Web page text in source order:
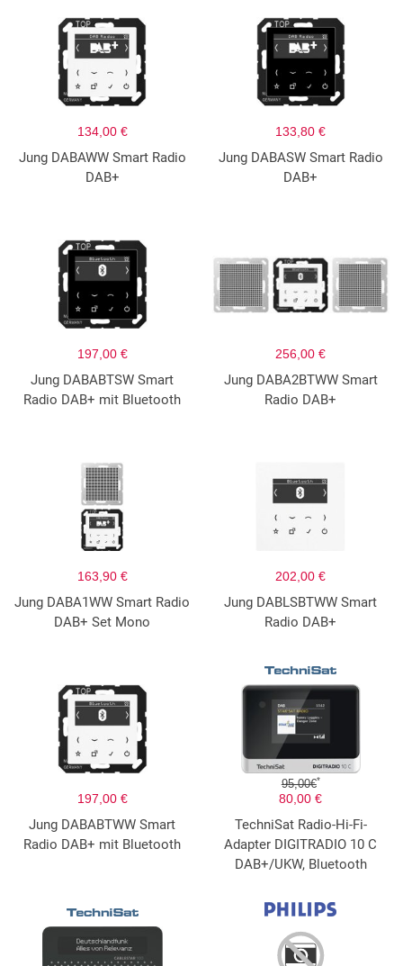
134,00 €
Jung DABAWW Smart Radio
DAB+
133,80 €
Jung DABASW Smart Radio
DAB+
197,00 €
Jung DABABTSW Smart
Radio DAB+ mit Bluetooth
256,00 €
Jung DABA2BTWW Smart
Radio DAB+
163,90 €
Jung DABA1WW Smart Radio
DAB+ Set Mono
202,00 €
Jung DABLSBTWW Smart
Radio DAB+
197,00 €
Jung DABABTWW Smart
Radio DAB+ mit Bluetooth
95,00€*
80,00 €
TechniSat Radio-Hi-Fi-
Adapter DIGITRADIO 10 C
DAB+/UKW, Bluetooth